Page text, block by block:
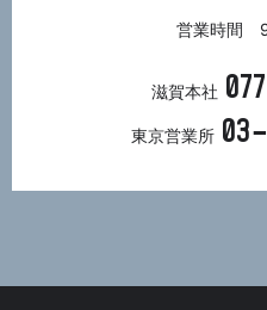
営業時間
滋賀本社
東京営業所